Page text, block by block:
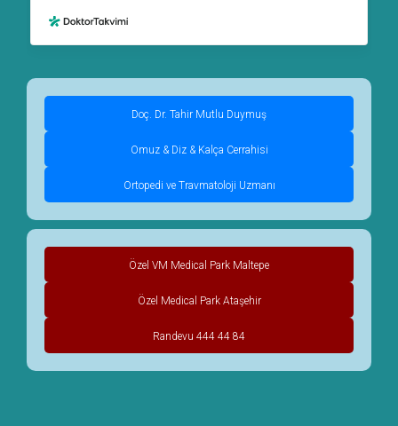
Doç. Dr. Tahir Mutlu Duymuş
Omuz & Diz & Kalça Cerrahisi
Ortopedi ve Travmatoloji Uzmanı
Özel VM Medical Park Maltepe
Özel Medical Park Ataşehir
Randevu 444 44 84